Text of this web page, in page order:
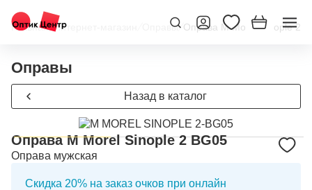
Главная/Интернет-магазин Оправы/ Оправа M Morel Sinople 2
Оправы
Назад в каталог
Оправа M Morel Sinople 2 BG05
Оправа мужская
Скидка 20% на заказ очков при онлайн